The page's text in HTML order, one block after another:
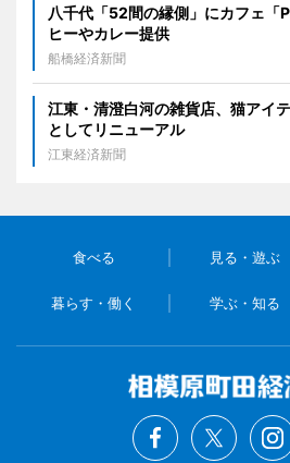
八千代「52間の縁側」にカフェ
ヒーやカレー提供
船橋経済新聞
江東・清澄白河の雑貨店、猫アイ
としてリニューアル
江東経済新聞
食べる 見る・遊ぶ
暮らす・働く 学ぶ・知る